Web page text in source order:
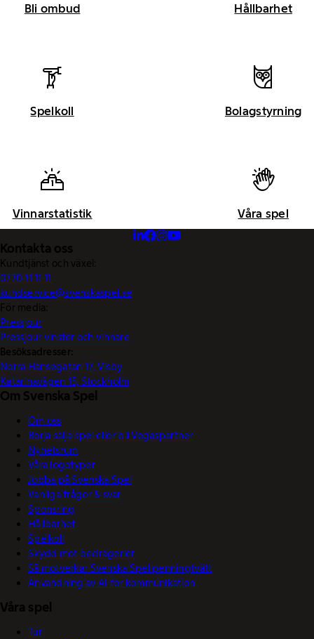
Bli ombud Hållbarhet
Spelkoll Bolagstyrning
Vinnarstatistik Våra spel
Kontakta oss
Kundtjänst och växel:
0770-11 11 11
kundservice@svenskaspel.se
För media:
Pressjour
Pressjour vinster och vinnare
Besöksadresser:
Norra Hansegatan 17, Visby
Katarinavägen 15, Stockholm
Om Svenska Spel
Om oss
Börja sälja spel eller bli Vegaspartner
Nyhetsrum
Våra logotyper
Jobba på Svenska Spel
Vanliga frågor & svar
Sponsring
Hållbarhet
Spelkoll
Skydd mot bedrägerier
Så motverkar Svenska Spel penningtvätt
Användning av AI för kommunikation
Våra spel
Tur